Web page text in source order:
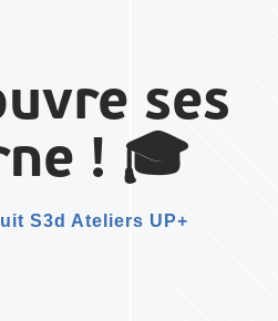
ses
! 🎓
S3d Ateliers UP+